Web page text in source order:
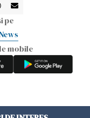
pe
mobile